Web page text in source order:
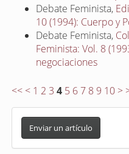
Debate Feminista,
10 (1994): Cuerpo y
Debate Feminista,
Feminista: Vol. 8
negociaciones
<< < 1 2 3 4 5 6 7 8 9 10 >
E
v
Enviar un artículo